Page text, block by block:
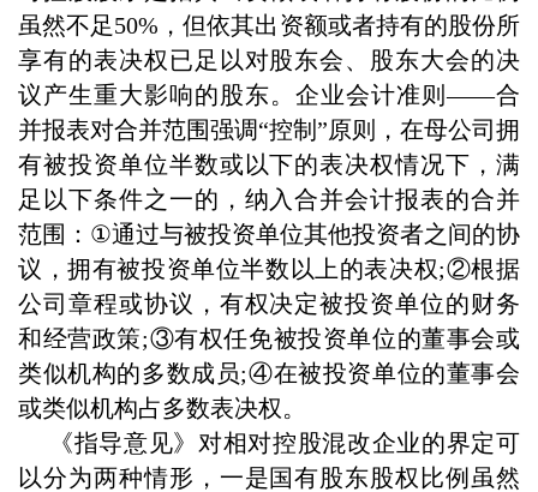
虽然不足50%，但依其出资额或者持有的股份所
享有的表决权已足以对股东会、股东大会的决
议产生重大影响的股东。企业会计准则——合
并报表对合并范围强调“控制”原则，在母公司拥
有被投资单位半数或以下的表决权情况下，满
足以下条件之一的，纳入合并会计报表的合并
范围： ①通过与被投资单位其他投资者之间的协
议，拥有被投资单位半数以上的表决权;②根据
公司章程或协议，有权决定被投资单位的财务
和经营政策;③有权任免被投资单位的董事会或
类似机构的多数成员;④在被投资单位的董事会
或类似机构占多数表决权。
《指导意见》对相对控股混改企业的界定可
以分为两种情形，一是国有股东股权比例虽然